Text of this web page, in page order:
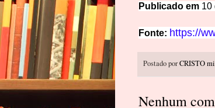
Publicado em 10
Fonte: https://
Postado porCRISTO
Nenhum